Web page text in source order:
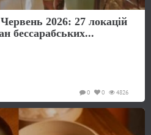
2026: 27 локацій
бессарабських...
4826
0
0